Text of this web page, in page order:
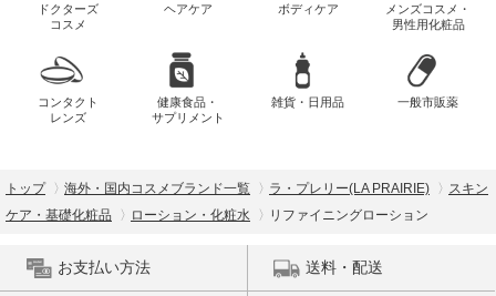
ドクターズ
コスメ
ヘアケア ボディケア
メンズコスメ・
男性用化粧品
コンタクト
レンズ
健康食品・
サプリメント
雑貨・日用品 一般市販薬
トップ 海外・国内コスメブランド一覧 ラ・プレリー(LA PRAIRIE)
スキン
ケア・基礎化粧品
ローション・化粧水 リファイニングローション
お支払い方法 送料・配送